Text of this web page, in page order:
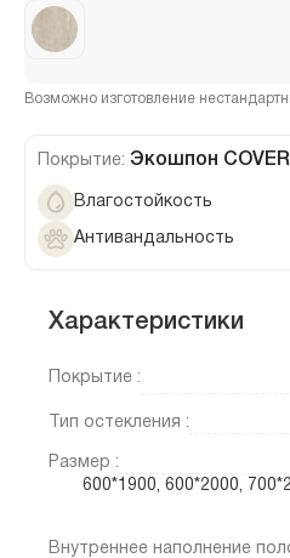
Возможно изготовление
Покрытие: Экошпон
Влагостойкость
Антивандальность
Характеристики
Покрытие :
Тип остекления :
Размер :
600*1900, 600*2000,
Внутреннее наполнение